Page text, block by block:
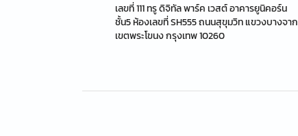
เลขที่ 111 ทรู ดิจิทัล พาร์ค เวสต์ อาคารยูนิคอร์น
ชั้น5 ห้องเลขที่ SH555 ถนนสุขุมวิท แขวงบางจาก
เขตพระโขนง กรุงเทพ 10260